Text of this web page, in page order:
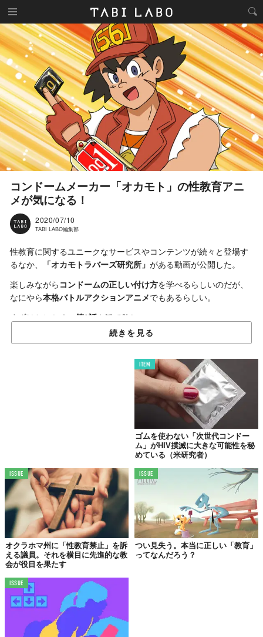
コンドームメーカー「オカモト」の性教育アニ
メが気になる！
2020/07/10
TABI LABO編集部
性教育に関するユニークなサービスやコンテンツが続々と登場す
るなか、
「オカモトラバーズ研究所」 がある動画が公開した。
楽しみながら コンドームの正しい付け方を学べるらしいのだが、
なにやら本格バトルアクションアニメでもあるらしい。
まずはとにかく、 第1話 を観て欲しい。
オカモトコンドームズ／YouTube
「コンドームバトラー ゴロー」
は、主人公のゴローが敵と戦いな
がら、正しいコンドームの知識を伝える 性教育啓発アニメ。
日本の若者のコンドーム着用率の低さを改善するために、正しい
コンドームの使い方を広め、誤った情報と戦っていくことからコ
ンセプトを得たんだとか。
コミカルなストーリーだけど、このアニメが伝えたいのは
る人を守るために正しくコンドームを着けてほしい」
ッセージ──。
大好きなパートナーと一緒に観て楽しく学んでみるのもアリか
続きを見る
ITEM
ゴムを使わない「次世代コンドー
ム」がHIV撲滅に大きな可能性を秘
めている（米研究者）
ISSUE
オクラホマ州に「性教育禁止」を訴
える議員。それを横目に先進的な教
会が役目を果たす
ISSUE
つい見失う。本当に正しい「教育」
ってなんだろう？
ISSUE